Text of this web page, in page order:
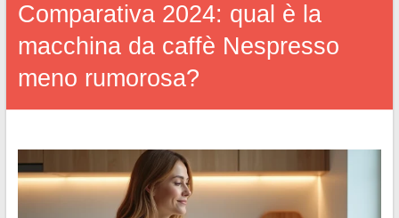
Comparativa 2024: qual è la
macchina da caffè Nespresso
meno rumorosa?